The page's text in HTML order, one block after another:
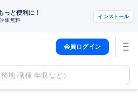
っと便利に！
価無料
インストール
会員ログイン
地 職種 年収など）